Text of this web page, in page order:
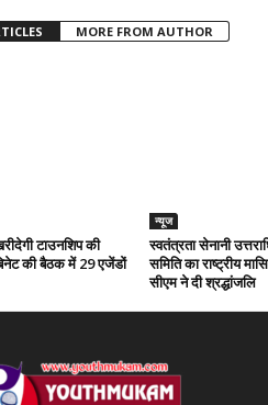
MORE FROM AUTHOR
टाउनशिप की
की बैठक में 29 एजेंडों
न्यूज
स्वतंत्रता सेनानी
समिति का राष्ट्रीय
सीएम ने दी श्रद्धांजलि